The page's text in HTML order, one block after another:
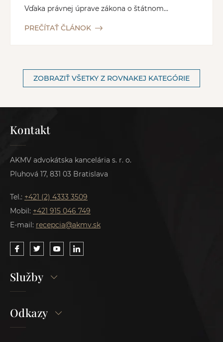
Vďaka právnej úprave zákona o štátnom...
PREČÍTAŤ ČLÁNOK
ZOBRAZIŤ VŠETKY Z ROVNAKEJ KATEGÓRIE
Kontakt
AKMV advokátska kancelária s. r. o.
Pluhová 17, 831 03 Bratislava
Tel.: +421 (2) 4333 3509
Mobil: +421 915 046 749
E-mail: recepcia@akmv.sk
Služby
Odkazy